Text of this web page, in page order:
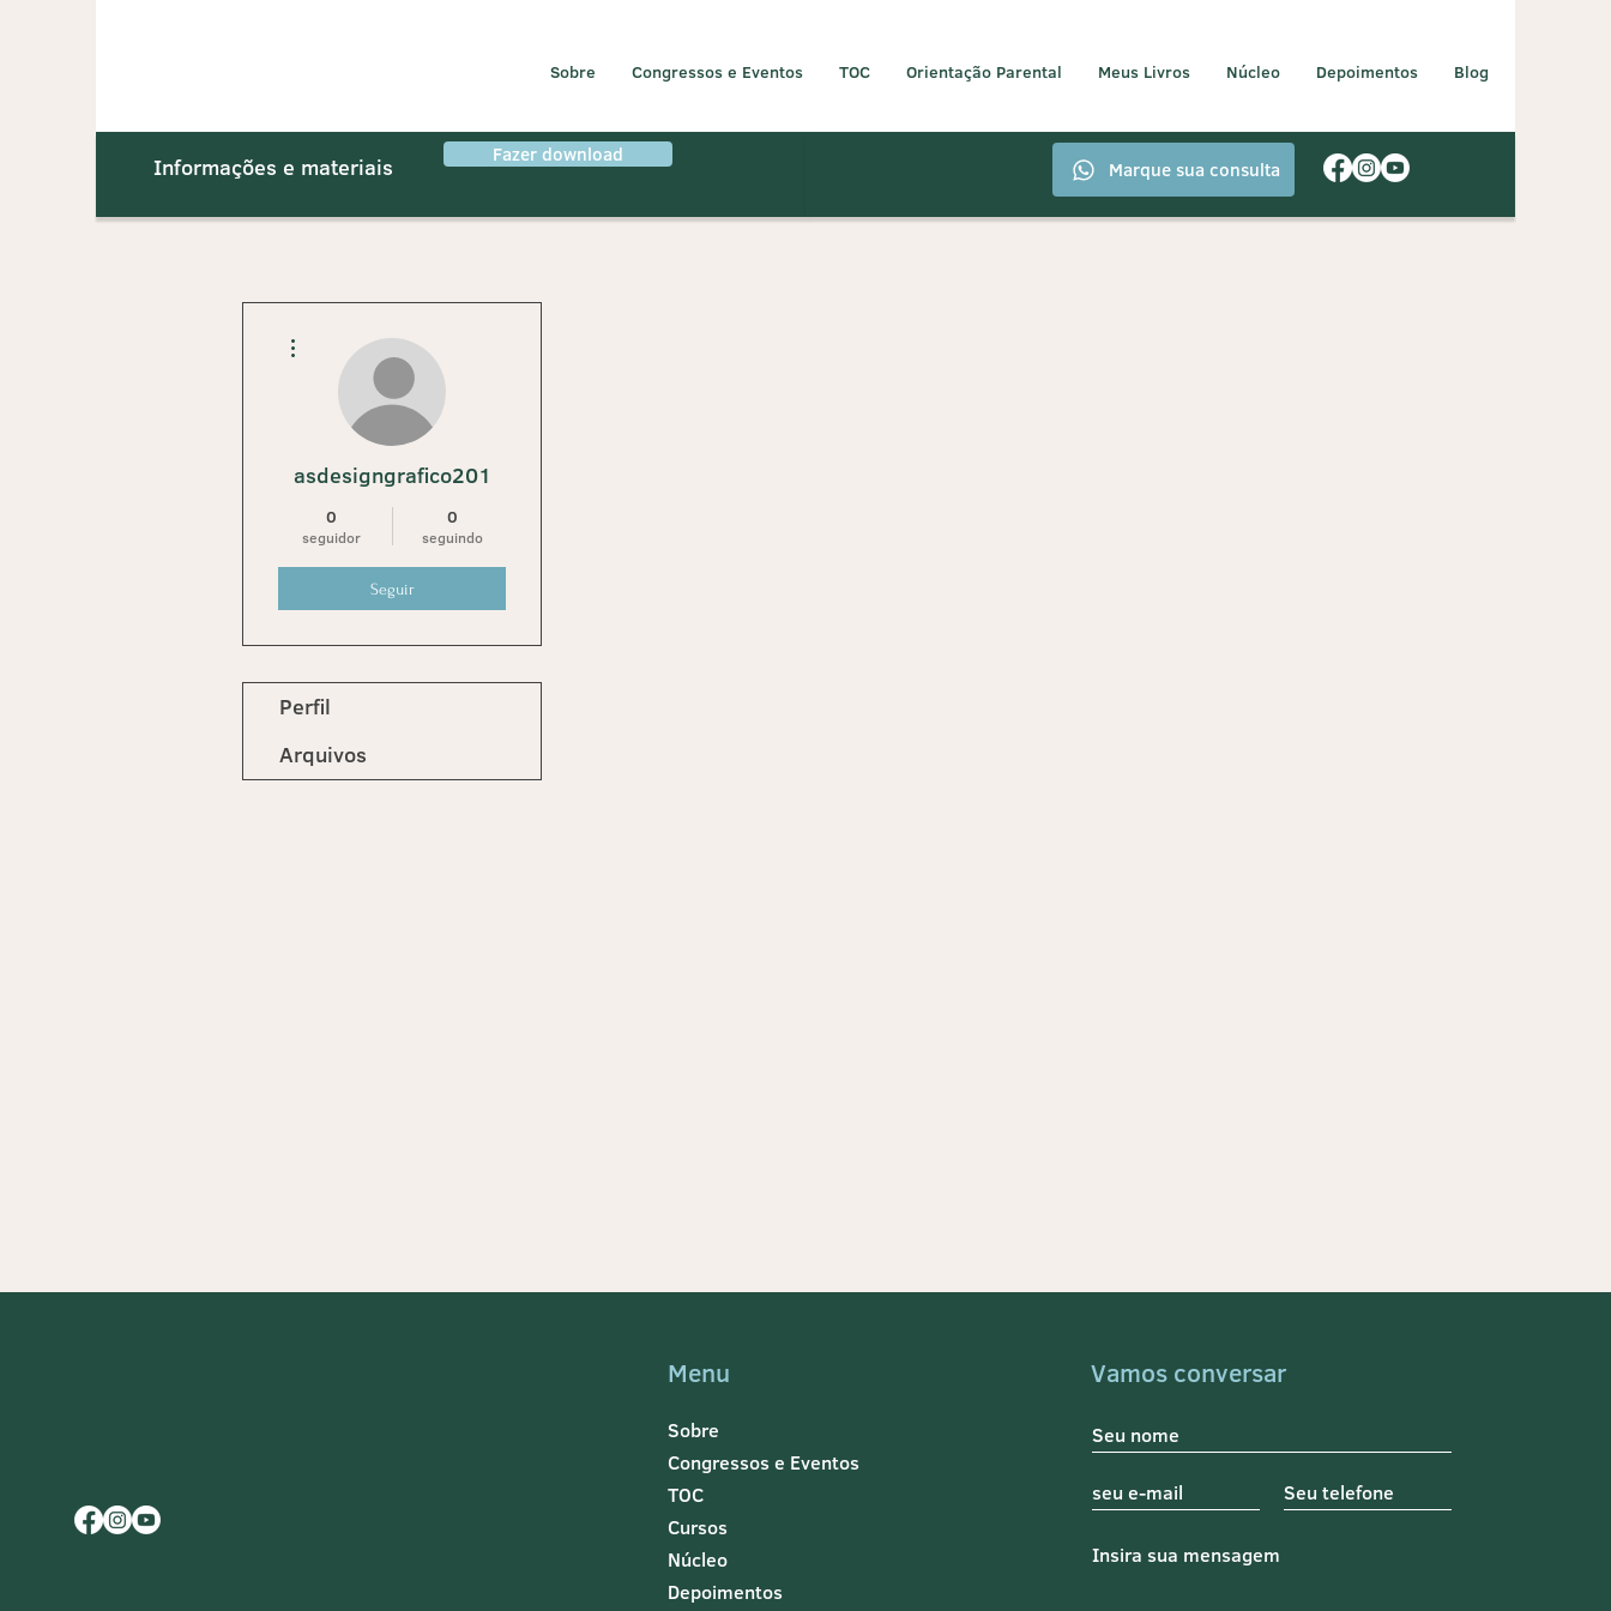
Sobre Congressos e Eventos TOC Orientação Parental Meus Livros Núcleo Depoimentos Blog
Informações e materiais Fazer download
Marque sua consulta
asdesigngrafico201
0
seguidor
0
seguindo
Seguir
Perfil
Arquivos
Menu
Sobre
Congressos e Eventos
TOC
Cursos
Núcleo
Depoimentos
Vamos conversar